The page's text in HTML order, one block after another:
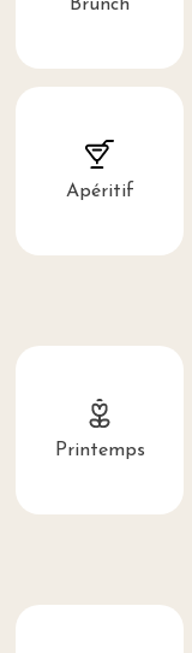
Brunch
Apéritif
Printemps